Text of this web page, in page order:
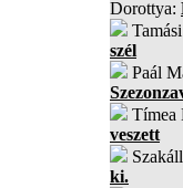
Dorottya:
szél
Paál
Tímea
veszett
ki.